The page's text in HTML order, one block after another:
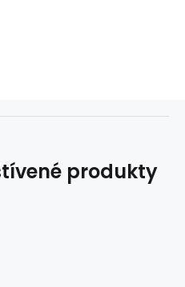
produkty